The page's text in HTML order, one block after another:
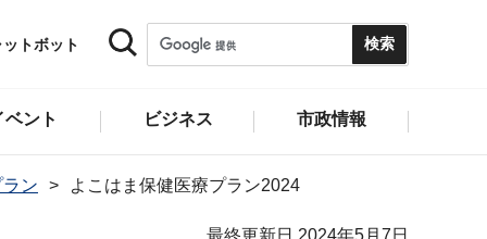
トボット
ント ビジネス 市政情報
ン よこはま保健医療プラン2024
最終更新日 2024年5月7日